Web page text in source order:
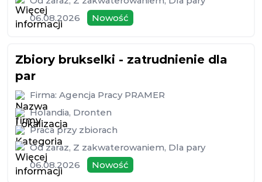
06.08.2026
Nowość
Zbiory brukselki - zatrudnienie dla
par
Firma: Agencja Pracy PRAMER
Holandia, Dronten
Praca przy zbiorach
Od zaraz, Z zakwaterowaniem, Dla pary
06.08.2026
Nowość